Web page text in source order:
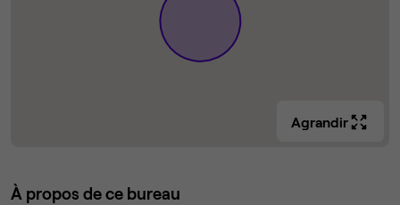
Agrandir
À propos de ce bureau